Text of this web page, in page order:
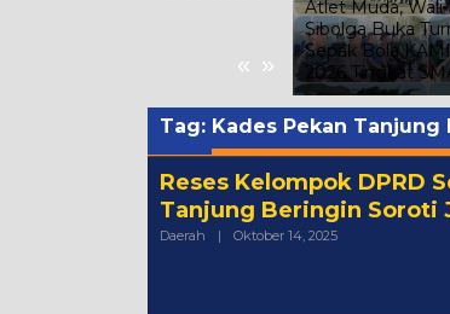
« »
Demokrat Bersinergi Gelar
Atlet Muda, Wali
Sibolga Buka
Sepak Bola
2026 Tingkat
Tag: Kades Pekan
Reses Kelompok DPRD
Tanjung Beringin Soroti
Daerah | Oktober 14, 2025Oleh